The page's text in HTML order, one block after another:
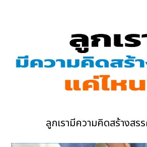
ลูกเรามีความคิดสร้างสร